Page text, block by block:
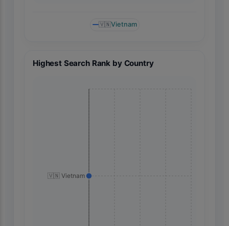
🇻🇳Vietnam
Highest Search Rank by Country
🇻🇳 Vietnam